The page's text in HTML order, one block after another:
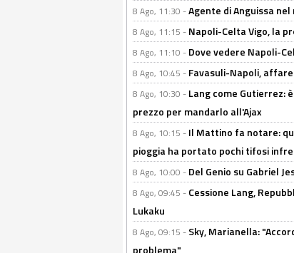
8 Ago, 11:30 -Agente di Anguissa
8 Ago, 11:15 - Napoli-Celta Vigo, la
8 Ago, 11:10 - Dove vedere Napoli-
8 Ago, 10:45 - Favasuli-Napoli,
8 Ago, 10:30 - Lang come Gutierrez:
prezzo per mandarlo all'Ajax
8 Ago, 10:15 - Il Mattino fa notare:
pioggia ha portato pochi tifosi
8 Ago, 10:00 - Del Genio su Gabriel
8 Ago, 09:45 - Cessione Lang,
Lukaku
8 Ago, 09:15 - Sky, Marianella:
problema"